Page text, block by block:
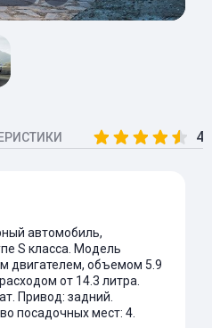
автомобиль,
S класса. Модель
двигателем, объемом 5.9
от 14.3 литра.
Привод: задний.
посадочных мест: 4.